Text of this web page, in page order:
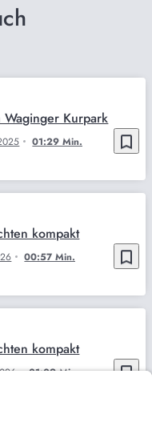
bookmark_border
01:29 Min.
Waginger Kurpark
bookmark_border
00:57 Min.
kompakt
bookmark_border
01:09 Min.
kompakt